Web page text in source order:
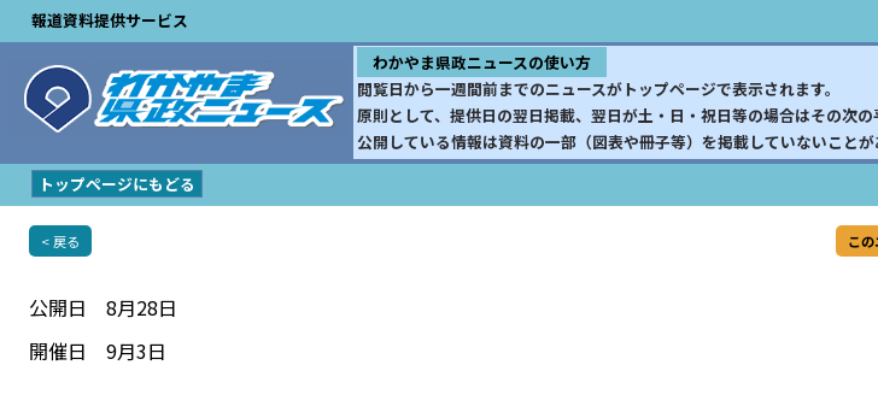
報道資料提供サービス
わかやま県政ニュースの使い方
閲覧日から一週間前までのニュースがトップページで表示されます。
原則として、提供日の翌日掲載、翌日が土・日・祝日等の場合はその次の
公開している情報は資料の一部（図表や冊子等）を掲載していないことが
トップページにもどる
< 戻る こ
公開日 8月28日
開催日 9月3日